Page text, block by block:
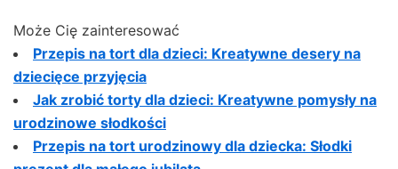
Może Cię zainteresować
Przepis na tort dla dzieci: Kreatywne desery na
dziecięce przyjęcia
Jak zrobić torty dla dzieci: Kreatywne pomysły na
urodzinowe słodkości
Przepis na tort urodzinowy dla dziecka: Słodki